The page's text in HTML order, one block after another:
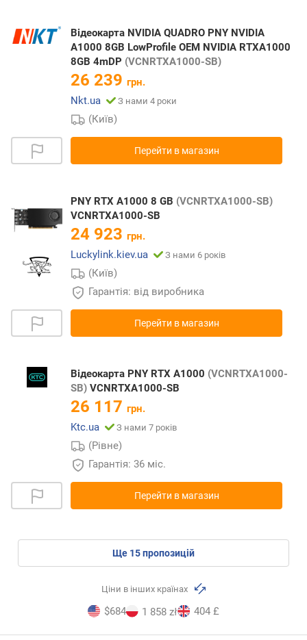
Відеокарта NVIDIA QUADRO PNY NVIDIA
A1000 8GB LowProfile OEM NVIDIA RTXA1000
8GB 4mDP (VCNRTXA1000-SB)
26 239 грн.
Nkt.ua
З нами 4 роки
(Київ)
Перейти в магазин
PNY RTX A1000 8 GB (VCNRTXA1000-SB)
VCNRTXA1000-SB
24 923 грн.
Luckylink.kiev.ua
З нами 6 років
(Київ)
Гарантія: від виробника
Перейти в магазин
Відеокарта PNY RTX A1000 (VCNRTXA1000-
SB) VCNRTXA1000-SB
26 117 грн.
Ktc.ua
З нами 7 років
(Рівне)
Гарантія: 36 міс.
Перейти в магазин
ще 15пропозицій
Ціни в інших країнах
$684 1 858 zł 404 £